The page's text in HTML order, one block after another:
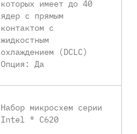
которых имеет до 40
ядер с прямым
контактом с
жидкостным
охлаждением (DCLC)
Опция: Да
Набор микросхем серии
Intel ® C620